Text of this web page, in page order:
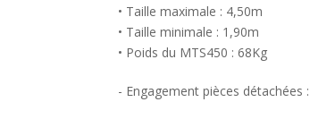
• Taille maximale : 4,50m
• Taille minimale : 1,90m
• Poids du MTS450 : 68Kg
- Engagement pièces détachées